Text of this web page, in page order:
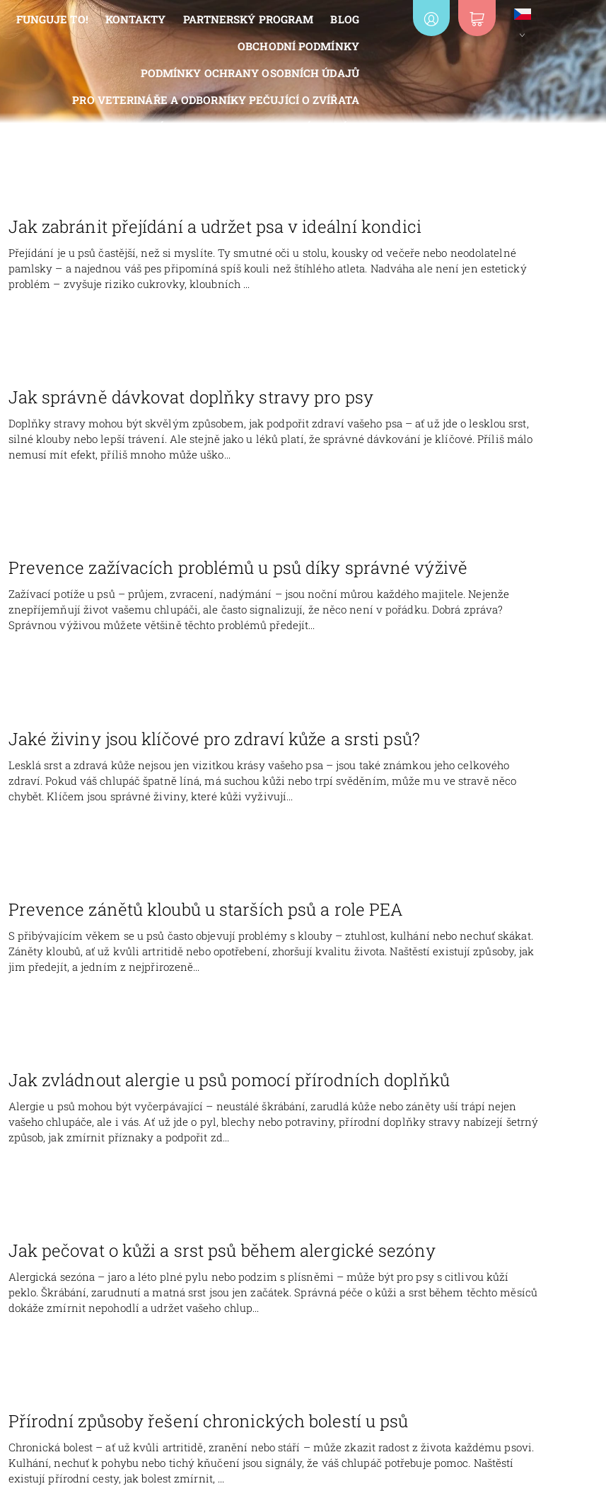
FUNGUJE TO! KONTAKTY PARTNERSKÝ PROGRAM
BLOG
OBCHODNÍ PODMÍNKY
PODMÍNKY OCHRANY OSOBNÍCH ÚDAJŮ
PRO VETERINÁŘE A ODBORNÍKY PEČUJÍCÍ O ZVÍŘATA
Jak zabránit přejídání a udržet psa v ideální kondici
Přejídání je u psů častější, než si myslíte. Ty smutné oči u stolu, kousky od večeře nebo neodolatelné
pamlsky – a najednou váš pes připomíná spíš kouli než štíhlého atleta. Nadváha ale není jen estetický
problém – zvyšuje riziko cukrovky, kloubních ...
Jak správně dávkovat doplňky stravy pro psy
Doplňky stravy mohou být skvělým způsobem, jak podpořit zdraví vašeho psa – ať už jde o lesklou srst,
silné klouby nebo lepší trávení. Ale stejně jako u léků platí, že správné dávkování je klíčové. Příliš málo
nemusí mít efekt, příliš mnoho může uško...
Prevence zažívacích problémů u psů díky správné výživě
Zažívací potíže u psů – průjem, zvracení, nadýmání – jsou noční můrou každého majitele. Nejenže
znepříjemňují život vašemu chlupáči, ale často signalizují, že něco není v pořádku. Dobrá zpráva?
Správnou výživou můžete většině těchto problémů předejít...
Jaké živiny jsou klíčové pro zdraví kůže a srsti psů?
Lesklá srst a zdravá kůže nejsou jen vizitkou krásy vašeho psa – jsou také známkou jeho celkového
zdraví. Pokud váš chlupáč špatně líná, má suchou kůži nebo trpí svěděním, může mu ve stravě něco
chybět. Klíčem jsou správné živiny, které kůži vyživují...
Prevence zánětů kloubů u starších psů a role PEA
S přibývajícím věkem se u psů často objevují problémy s klouby – ztuhlost, kulhání nebo nechuť skákat.
Záněty kloubů, ať už kvůli artritidě nebo opotřebení, zhoršují kvalitu života. Naštěstí existují způsoby, jak
jim předejít, a jedním z nejpřirozeně...
Jak zvládnout alergie u psů pomocí přírodních doplňků
Alergie u psů mohou být vyčerpávající – neustálé škrábání, zarudlá kůže nebo záněty uší trápí nejen
vašeho chlupáče, ale i vás. Ať už jde o pyl, blechy nebo potraviny, přírodní doplňky stravy nabízejí šetrný
způsob, jak zmírnit příznaky a podpořit zd...
Jak pečovat o kůži a srst psů během alergické sezóny
Alergická sezóna – jaro a léto plné pylu nebo podzim s plísněmi – může být pro psy s citlivou kůží
peklo. Škrábání, zarudnutí a matná srst jsou jen začátek. Správná péče o kůži a srst během těchto měsíců
dokáže zmírnit nepohodlí a udržet vašeho chlup...
Přírodní způsoby řešení chronických bolestí u psů
Chronická bolest – ať už kvůli artritidě, zranění nebo stáří – může zkazit radost z života každému psovi.
Kulhání, nechuť k pohybu nebo tichý kňučení jsou signály, že váš chlupáč potřebuje pomoc. Naštěstí
existují přírodní cesty, jak bolest zmírnit, ...